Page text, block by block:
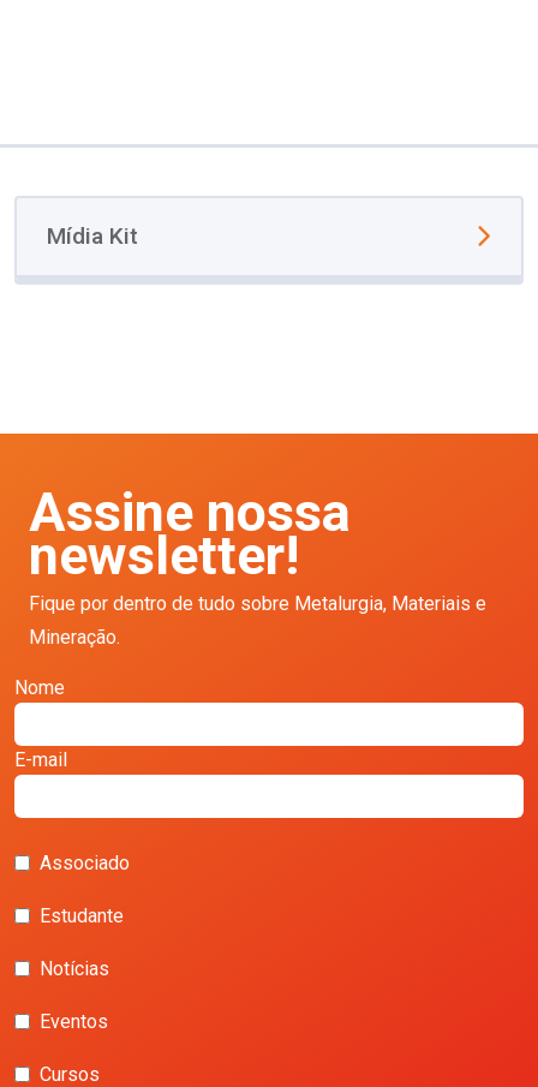
Mídia Kit
Assine nossa
newsletter!
Fique por dentro de tudo sobre Metalurgia, Materiais e
Mineração.
Nome
E-mail
Associado
Estudante
Notícias
Eventos
Cursos